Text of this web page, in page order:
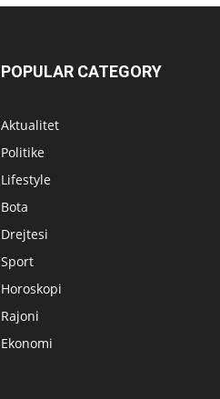
POPULAR CATEGORY
Aktualitet
Politike
Lifestyle
Bota
Drejtesi
Sport
Horoskopi
Rajoni
Ekonomi